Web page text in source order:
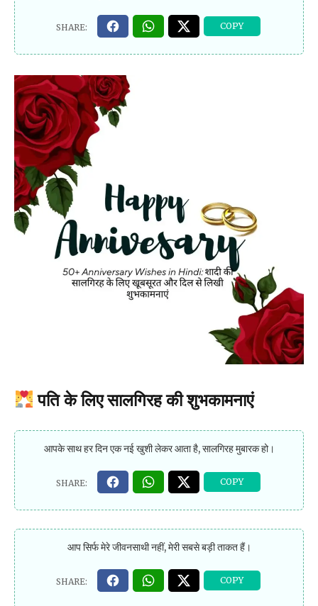
पति के लिए सालगिरह की शुभकामनाएं
आपके साथ हर दिन एक नई खुशी लेकर आता है, सालगिरह मुबारक हो।
आप सिर्फ मेरे जीवनसाथी नहीं, मेरी सबसे बड़ी ताकत हैं।